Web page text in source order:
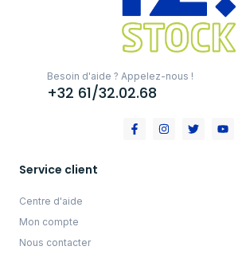
Besoin d'aide ? Appelez-nous !
+32 61/32.02.68
Service client
Centre d'aide
Mon compte
Nous contacter